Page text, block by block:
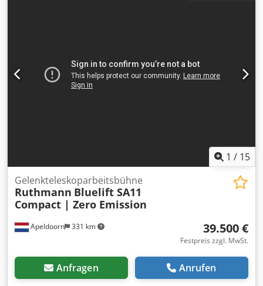
ohne Gewährleistung. (siehe unsere Allgemeinen
Geschäftsbedingungen) Für eine Besichtigung und/oder
eine Probefahrt können Sie gerne einen Termin
1 / 15
Apeldoorn 331 km
Gelenkteleskoparbeitsbühne
Ruthmann Bluelift SA11
Compact | Zero Emission
39.500 €
Festpreis zzgl. MwSt.
Anfragen Anrufen